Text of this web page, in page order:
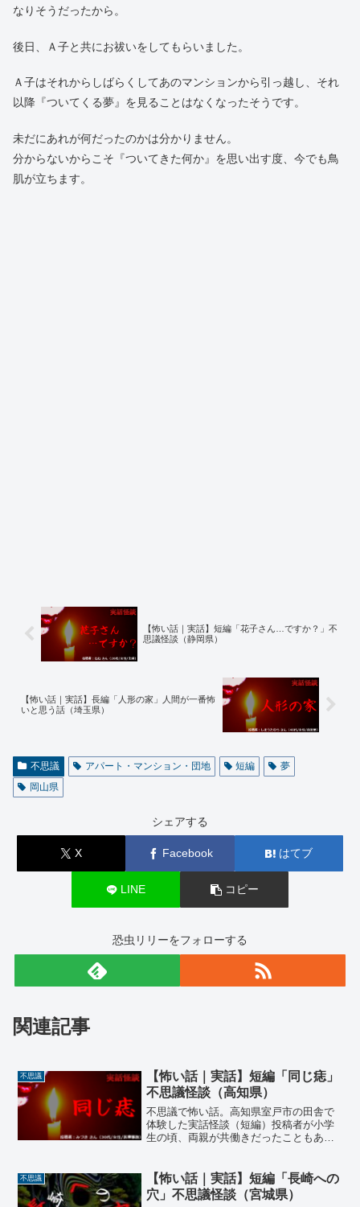
なりそうだったから。
後日、Ａ子と共にお祓いをしてもらいました。
Ａ子はそれからしばらくしてあのマンションから引っ越し、それ
以降『ついてくる夢』を見ることはなくなったそうです。
未だにあれが何だったのかは分かりません。
分からないからこそ『ついてきた何か』を思い出す度、今でも鳥
肌が立ちます。
【怖い話｜実話】短編「花子さん…ですか？」不
思議怪談（静岡県）
【怖い話｜実話】長編「人形の家」人間が一番怖
いと思う話（埼玉県）
不思議 アパート・マンション・団地 短編
夢
岡山県
シェアする
X Facebook はてブ
LINE コピー
恐虫リリーをフォローする
関連記事
不思議
【怖い話｜実話】短編「同じ痣」
不思議怪談（高知県）
不思議で怖い話。高知県室戸市の田舎で
体験した実話怪談（短編）投稿者が小学
生の頃、両親が共働きだったこともあ
つも藪に囲まれたような川に行き子供た
ちだけでひっそりと遊んでいた…
不思議
【怖い話｜実話】短編「長崎への
穴」不思議怪談（宮城県）